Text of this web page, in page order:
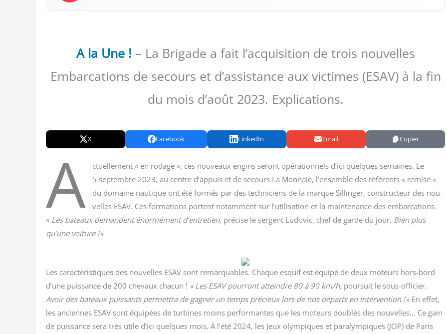
A la Une ! – La Brigade a fait l’acquisition de trois nouvelles
Embarcations de secours et d’assistance aux victimes (ESAV) à la fin
du mois d’août 2023. Explications.
X Facebook LinkedIn Email Copier
A
ctuel­le­ment « en rodage », ces nou­veaux engins seront opé­ra­tion­nels d’ici quelques semaines. Le
5 sep­tembre 2023, au centre d’appuis et de secours La Mon­naie, l’ensemble des réfé­rents « remise »
du domaine nau­tique ont été for­més par des tech­ni­ciens de la marque Sillin­ger, construc­teur des nou­
velles ESAV. Ces for­ma­tions portent notam­ment sur l’utilisation et la main­te­nance des embar­ca­tions.
« Les bateaux demandent énor­mé­ment d’entretien, pré­cise le ser­gent Ludo­vic, chef de garde du jour. Bien plus
qu’une voi­ture !»
Les carac­té­ris­tiques des nou­velles ESAV sont remar­quables. Chaque esquif est équi­pé de deux moteurs hors-bord
d’une puis­sance de 200 che­vaux cha­cun ! « Les ESAV pour­ront atteindre 80 à 90 km/​h, pour­suit le sous-offi­cier.
Avoir des bateaux puis­sants per­met­tra de gagner un temps pré­cieux lors de nos départs en inter­ven­tion !» En effet,
les anciennes ESAV sont équi­pées de tur­bines moins per­for­mantes que les moteurs dou­blés des nou­velles… Ce gain
de puis­sance sera très utile d’ici quelques mois. À l’été 2024, les Jeux olym­piques et para­lym­piques (JOP) de Paris